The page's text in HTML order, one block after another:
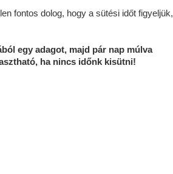
fontos dolog, hogy a sütési időt figyeljük,
egy adagot, majd pár nap múlva
ha nincs időnk kisütni!